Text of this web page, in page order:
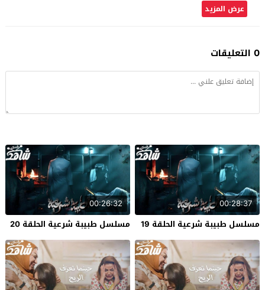
عرض المزيد
0 التعليقات
00:28:37
مسلسل طبيبة شرعية الحلقة 19
00:26:32
مسلسل طبيبة شرعية الحلقة 20